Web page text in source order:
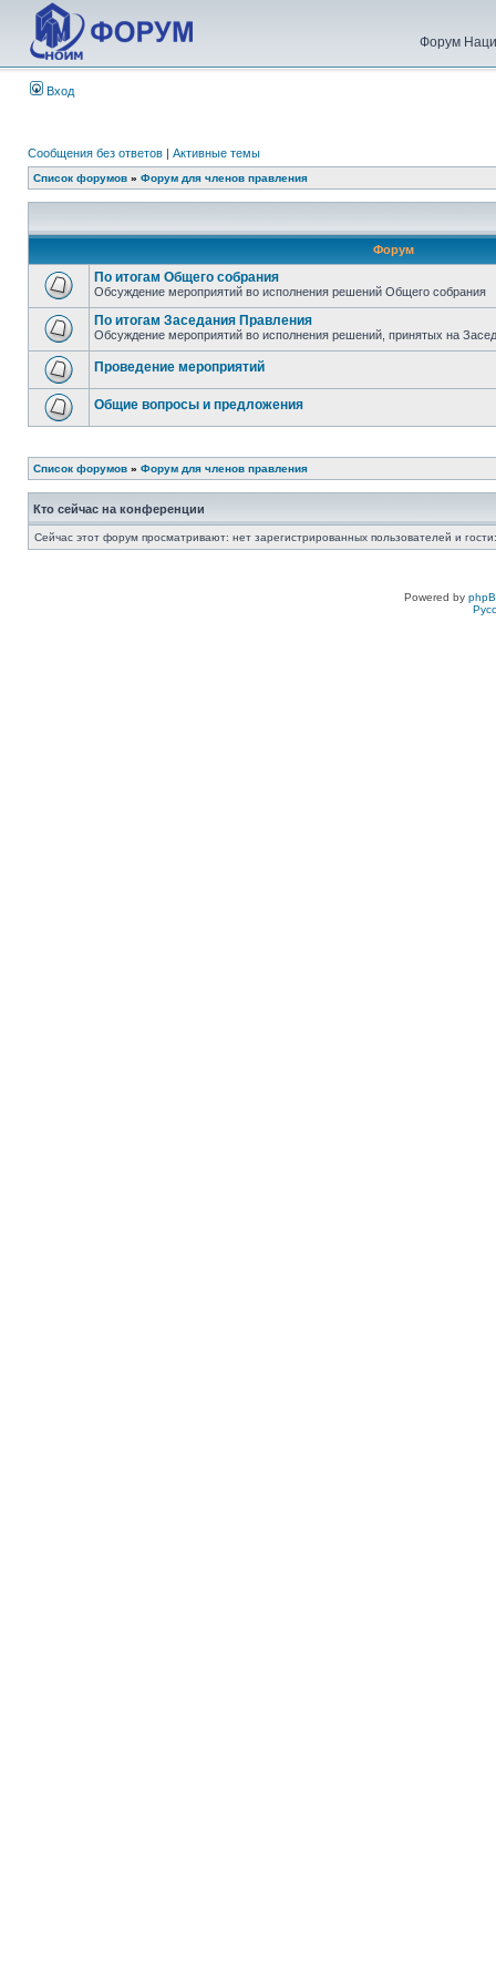
Форум
Вход
Сообщения без ответов | Активные темы
Список форумов » Форум для членов правления
Форум
По итогам Общего собрания
Обсуждение мероприятий во исполнения решений Общего собрания
По итогам Заседания Правления
Обсуждение мероприятий во исполнения решений, принятых на
Проведение мероприятий
Общие вопросы и предложения
Список форумов » Форум для членов правления
Кто сейчас на конференции
Сейчас этот форум просматривают: нет зарегистрированных пользователей и
Powered by